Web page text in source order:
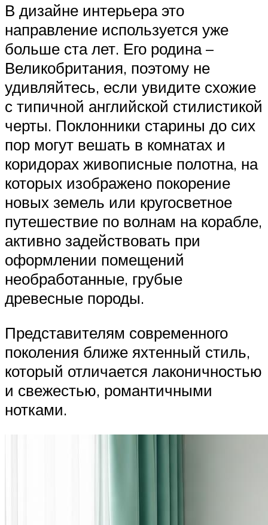
В дизайне интерьера это
направление используется уже
больше ста лет. Его родина –
Великобритания, поэтому не
удивляйтесь, если увидите схожие
с типичной английской стилистикой
черты. Поклонники старины до сих
пор могут вешать в комнатах и
коридорах живописные полотна, на
которых изображено покорение
новых земель или кругосветное
путешествие по волнам на корабле,
активно задействовать при
оформлении помещений
необработанные, грубые
древесные породы.
Представителям современного
поколения ближе яхтенный стиль,
который отличается лаконичностью
и свежестью, романтичными
нотками.